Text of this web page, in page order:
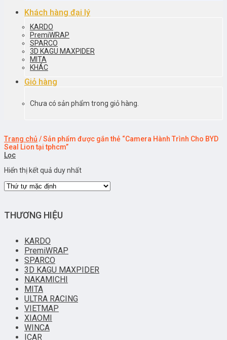
Khách hàng đại lý
KARDO
PremiWRAP
SPARCO
3D KAGU MAXPIDER
MITA
KHÁC
Giỏ hàng
Chưa có sản phẩm trong giỏ hàng.
Trang chủ /Sản phẩm được gắn thẻ “Camera Hành Trình Cho BYD
Seal Lion tại tphcm”
Lọc
Hiển thị kết quả duy nhất
THƯƠNG HIỆU
KARDO
PremiWRAP
SPARCO
3D KAGU MAXPIDER
NAKAMICHI
MITA
ULTRA RACING
VIETMAP
XIAOMI
WINCA
ICAR